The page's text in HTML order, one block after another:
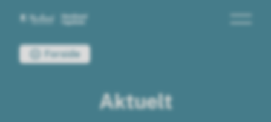
Du er her:Forside
Aktuelt